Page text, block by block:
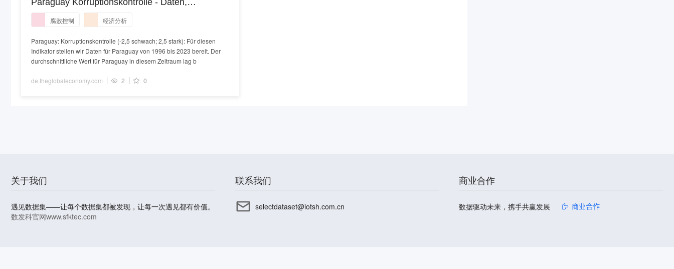
Paraguay Korruptionskontrolle - Daten,
Diagramm | TheGlobalEconomy.com
腐败控制 经济分析
Paraguay: Korruptionskontrolle (-2,5 schwach; 2,5 stark): Für diesen
Indikator stellen wir Daten für Paraguay von 1996 bis 2023 bereit. Der
durchschnittliche Wert für Paraguay in diesem Zeitraum lag b
de.theglobaleconomy.com 2 0
关于我们
遇见数据集——让每个数据集都被发现，让每一次遇见都有价值。
数发科官网www.sfktec.com
联系我们
selectdataset@iotsh.com.cn
商业合作
数据驱动未来，携手共赢发展 商业合作